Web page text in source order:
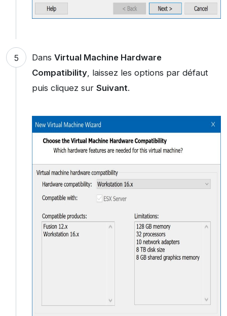
Dans Virtual Machine Hardware
Compatibility, laissez les options par défaut
puis cliquez sur Suivant.